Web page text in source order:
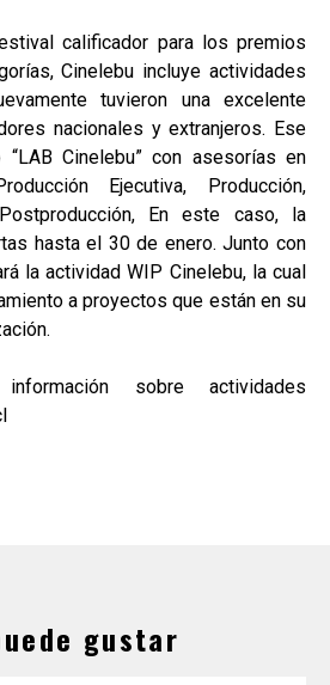
calificador para los premios
Cinelebu incluye actividades
tuvieron una excelente
nacionales y extranjeros. Ese
Cinelebu” con asesorías en
Ejecutiva, Producción,
En este caso, la
hasta el 30 de enero. Junto con
la actividad WIP Cinelebu, la cual
a proyectos que están en su
sobre actividades
gustar